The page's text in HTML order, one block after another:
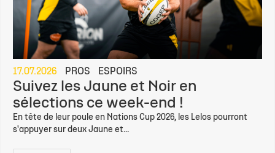
17.07.2026 PROS ESPOIRS
Suivez les Jaune et Noir en
sélections ce week-end !
En tête de leur poule en Nations Cup 2026, les Lelos pourront
s'appuyer sur deux Jaune et...